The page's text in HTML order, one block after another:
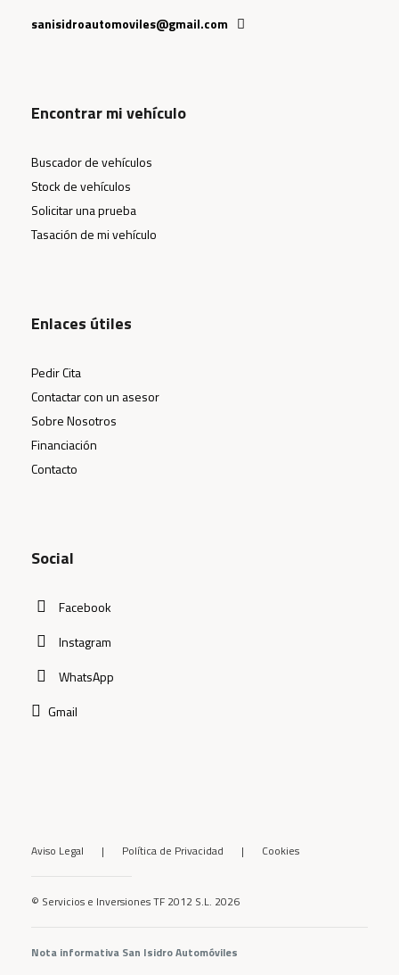
sanisidroautomoviles@gmail.com
Encontrar mi vehículo
Buscador de vehículos
Stock de vehículos
Solicitar una prueba
Tasación de mi vehículo
Enlaces útiles
Pedir Cita
Contactar con un asesor
Sobre Nosotros
Financiación
Contacto
Social
Facebook
Instagram
WhatsApp
Gmail
Aviso Legal | Política de Privacidad | Cookies
© Servicios e Inversiones TF 2012 S.L. 2026
Nota informativa San Isidro Automóviles